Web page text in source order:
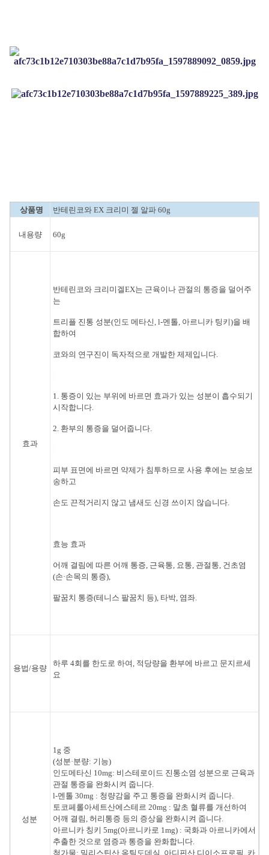
상품명 반테린코와 EX 크리미 젤 알파 60g
내용량 60g
효과
반테린코와 크리미겔EX는 근육이나 관절의 통증을 덜어주
는
트리플 진통 성분(인도 메타신, l-멘톨, 아르니카 팅키)을 배
합하여
코와의 연구진이 독자적으로 개발한 제제입니다.
1. 통증이 있는 부위에 바르면 효과가 있는 성분이 흡수되기
시작합니다.
2. 환부의 통증을 덜어줍니다.
피부 표면에 바르면 약제가 침투하므로 사용 후에는 보송보
송하고
손도 끈적거리지 않고 냄새도 신경 쓰이지 않습니다.
효능 효과
어깨 결림에 따른 어깨 통증, 근육통, 요통, 관절통, 건초염
(손·손목의 통증),
팔꿈치 통증(테니스 팔꿈치 등), 타박, 염좌.
용법/용량
하루 4회를 한도로 하여, 적당량을 환부에 바르고 문지르세
요
성분
1g 중
(성분·분량: 기능)
인도메타신 10mg: 비스테로이드 진통소염 성분으로 근육과
관절 통증을 완화시켜 줍니다.
l-멘톨 30mg : 청량감을 주고 통증을 완화시켜 줍니다.
토코페롤아세트산에스테르 20mg : 말초 혈류를 개선하여
어깨 결림, 허리통증 등의 증상을 완화시켜 줍니다.
아르니카 칭키 5mg(아르니카로 1mg) : 국화과 아르니카에서
추출한 것으로 염증과 통증을 완화합니다.
첨가물: 밀리스틴산 옥틸도데실, 아디핀산 디이소프로필, 카